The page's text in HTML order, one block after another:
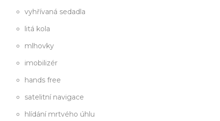
vyhřívaná sedadla
litá kola
mlhovky
imobilizér
hands free
satelitní navigace
hlídání mrtvého úhlu